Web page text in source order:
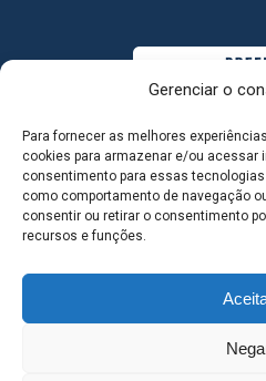
Gerenciar o
Para fornecer as melhores
cookies para armazenar e/ou acessar
consentimento para essas
como comportamento de navegação
consentir ou retirar o consentimento
recursos e funções.
MAPA DO SITE
SEDE DO